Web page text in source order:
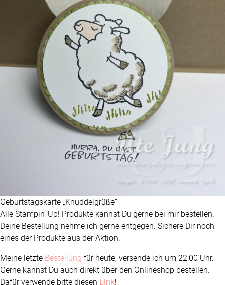
Geburtstagskarte „Knuddelgrüße“
Alle Stampin‘ Up! Produkte kannst Du gerne bei mir bestellen.
Deine Bestellung nehme ich gerne entgegen. Sichere Dir noch
eines der Produkte aus der Aktion.
Meine letzte Bestellung für heute, versende ich um 22:00 Uhr.
Gerne kannst Du auch direkt über den Onlineshop bestellen.
Dafür verwende bitte diesen Link!